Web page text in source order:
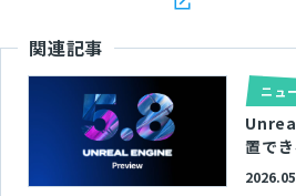
関連記事
ニュ
置で